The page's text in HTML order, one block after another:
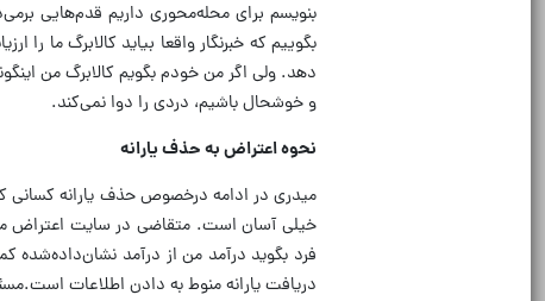
بنویسم برای محله‌محوری داریم قدم‌هایی
بگوییم که خبرنگار واقعا بیاید کالابرگ ما
دهد. ولی اگر من خودم بگویم کالابرگ من
و خوشحال باشیم، دردی را دوا نمی‌کند.
نحوه اعتراض به حذف یارانه
میدری در ادامه درخصوص حذف یارانه کسانی
خیلی آسان است. متقاضی در سایت اعتراض
فرد بگوید درآمد من از درآمد نشان‌داده‌شده